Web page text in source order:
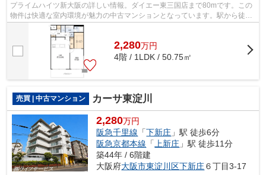
プライムハイツ新大阪の詳しい情報。ダイエー東三国店まで80mです。この
物件は快適な室内環境が魅力の中古マンションとなっています。駅から徒歩
4分に位置する、魅力的な駅近物件です...
2,280万円
4階 / 1LDK / 50.75㎡
売買 | 中古マンション カーサ東淀川
2,280万円
阪急千里線 「下新庄 」駅 徒歩6分
阪急京都本線 「 上新庄 」駅 徒歩11分
築44年 / 6階建
大阪府大阪市東淀川区下新庄６丁目3-17